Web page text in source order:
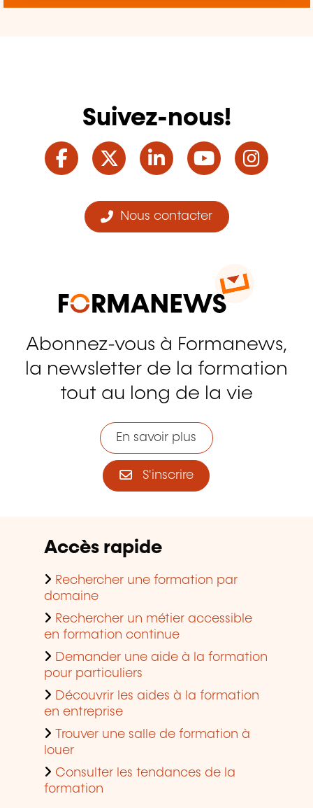
Suivez-nous!
Facebook
TwitterLinkedInYouTube
Nous contacter
Abonnez-vous à Formanews,
la newsletter de la formation
tout au long de la vie
En savoir plus
S'inscrire
Accès rapide
Rechercher une formation par
domaine
Rechercher un métier accessible
en formation continue
Demander une aide à la formation
pour particuliers
Découvrir les aides à la formation
en entreprise
Trouver une salle de formation à
louer
Consulter les tendances de la
formation